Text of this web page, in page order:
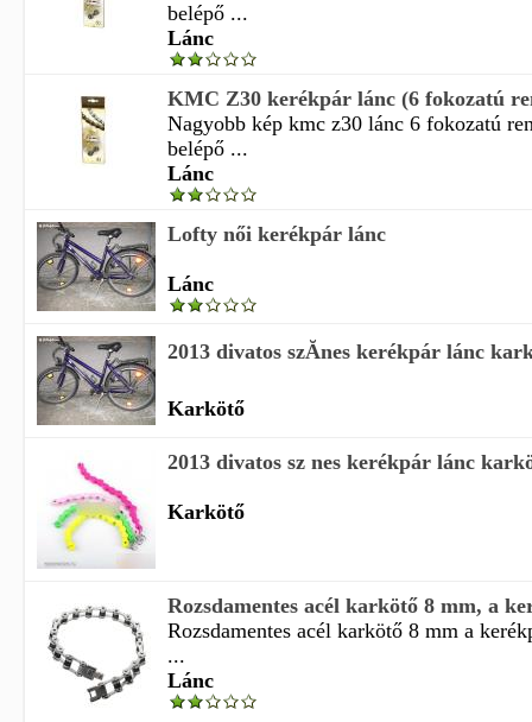
belépő ...
Lánc
KMC Z30 kerékpár lánc (6 fokozatú
Nagyobb kép kmc z30 lánc 6 fokozatú
belépő ...
Lánc
Lofty női kerékpár lánc
Lánc
2013 divatos szĂ­nes kerékpár lánc
Karkötő
2013 divatos sz nes kerékpár lánc
Karkötő
Rozsdamentes acél karkötő 8 mm, a
Rozsdamentes acél karkötő 8 mm a
...
Lánc